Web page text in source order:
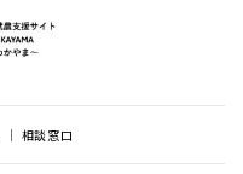
相談窓口